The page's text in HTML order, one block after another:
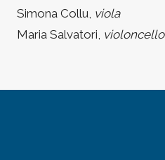
Simona Collu, viola
Maria Salvatori, violoncello